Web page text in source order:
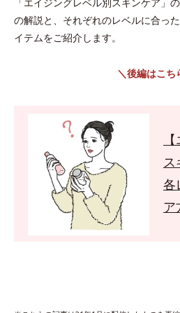
の解説と、それぞれのレベルに合っ
イテムをご紹介します。
＼後編はこち
ス
各
ア